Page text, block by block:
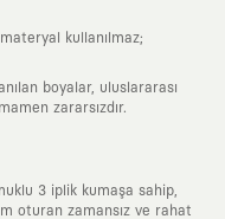
kullanılmaz;
boyalar, uluslararası
zararsızdır.
3 iplik kumaşa sahip,
oturan zamansız ve rahat